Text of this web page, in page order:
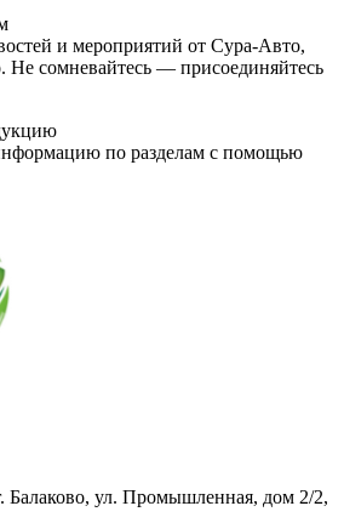
и мероприятий от Сура-Авто,
Не сомневайтесь — присоединяйтесь
по разделам с помощью
Балаково, ул. Промышленная, дом 2/2,